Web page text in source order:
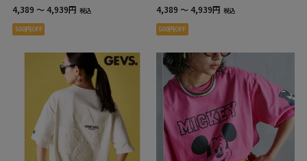
4,389 ～ 4,939円 税込
500円OFF
4,389 ～ 4,939円 税込
500円OFF